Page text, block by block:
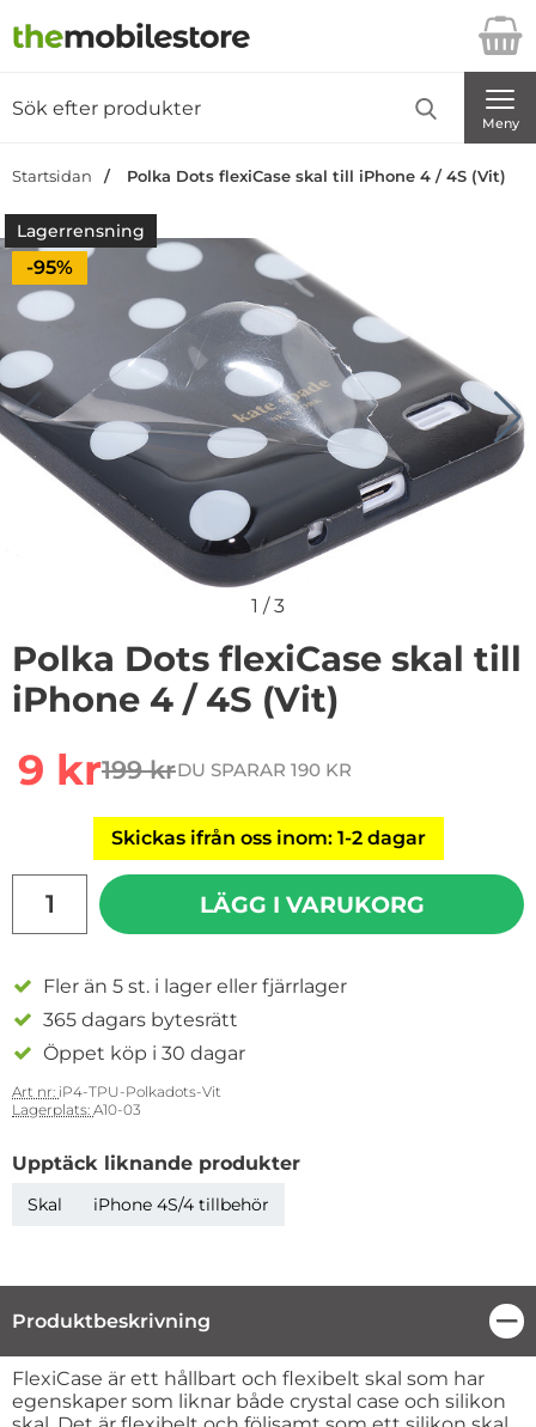
Startsidan för Danira Telecom AB
Meny
Startsidan Polka Dots flexiCase skal till iPhone 4 / 4S (Vit)
Lagerrensning
Priset är nedsatt med
-95%
1 /3
Polka Dots flexiCase skal till
iPhone 4 / 4S (Vit)
rea pris
9 krtidigare pris
199 krDU SPARAR 190 KR
Skickas ifrån oss inom: 1-2 dagar
LÄGG I VARUKORG
Fler än 5 st. i lager eller fjärrlager
365 dagars bytesrätt
Öppet köp i 30 dagar
Art nr: iP4-TPU-Polkadots-Vit
Lagerplats: A10-03
Upptäck liknande produkter
Skal iPhone 4S/4 tillbehör
Produktbeskrivning
Produktbeskrivning
FlexiCase är ett hållbart och flexibelt skal som har
egenskaper som liknar både crystal case och silikon